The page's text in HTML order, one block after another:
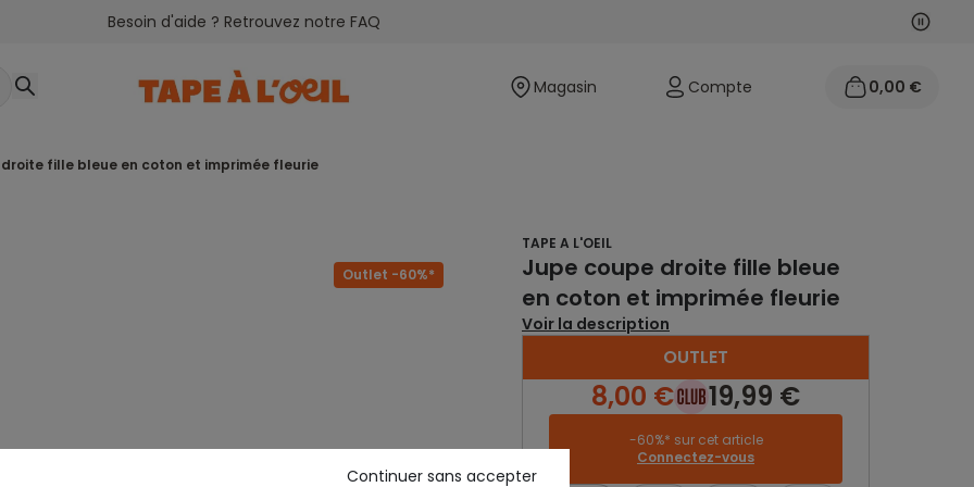
Besoin d'aide ? Retrouvez notre FAQ
Magasin Compte 0,00 €
droite fille bleue en coton et imprimée fleurie
Outlet -60%*
TAPE A L'OEIL
Jupe coupe droite fille bleue
en coton et imprimée fleurie
Voir la description
OUTLET
8,00 € 19,99 €
-60%* sur cet article
Connectez-vous
Continuer sans accepter